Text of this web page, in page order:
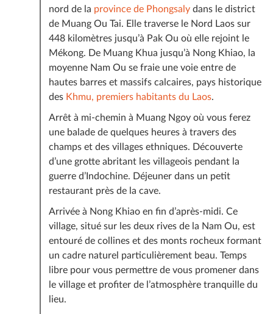
nord de la province de Phongsalydans le district
de Muang Ou Tai. Elle traverse le Nord Laos sur
448 kilomètres jusqu’à Pak Ou où elle rejoint le
Mékong. De Muang Khua jusqu’à Nong Khiao, la
moyenne Nam Ou se fraie une voie entre de
hautes barres et massifs calcaires, pays historique
des Khmu, premiers habitants du Laos.
Arrêt à mi-chemin à Muang Ngoy où vous ferez
une balade de quelques heures à travers des
champs et des villages ethniques. Découverte
d’une grotte abritant les villageois pendant la
guerre d’Indochine. Déjeuner dans un petit
restaurant près de la cave.
Arrivée à Nong Khiao en fin d’après-midi. Ce
village, situé sur les deux rives de la Nam Ou, est
entouré de collines et des monts rocheux formant
un cadre naturel particulièrement beau. Temps
libre pour vous permettre de vous promener dans
le village et profiter de l’atmosphère tranquille du
lieu.